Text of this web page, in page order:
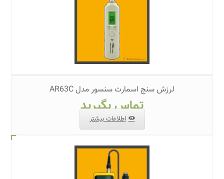
لرزش سنج اسمارت سنسور مدل AR63C
تماس بگیرید
اطلاعات بیشتر